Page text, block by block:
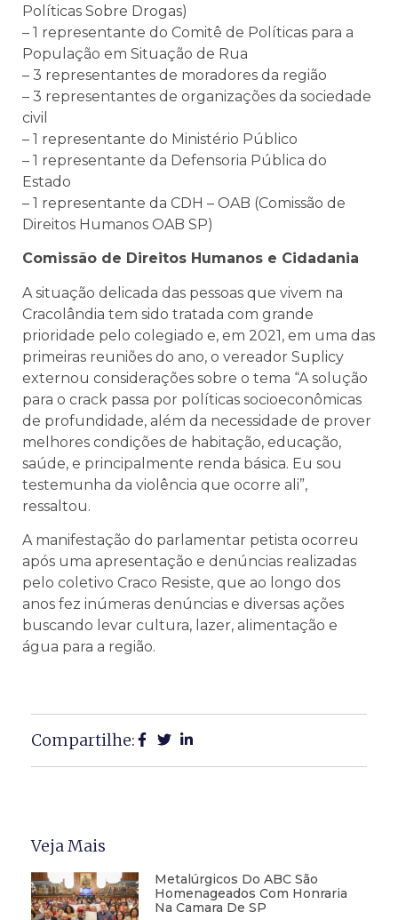
Políticas Sobre Drogas)
– 1 representante do Comitê de Políticas para a
População em Situação de Rua
– 3 representantes de moradores da região
– 3 representantes de organizações da sociedade
civil
– 1 representante do Ministério Público
– 1 representante da Defensoria Pública do
Estado
– 1 representante da CDH – OAB (Comissão de
Direitos Humanos OAB SP)
Comissão de Direitos Humanos e Cidadania
A situação delicada das pessoas que vivem na
Cracolândia tem sido tratada com grande
prioridade pelo colegiado e, em 2021, em uma das
primeiras reuniões do ano, o vereador Suplicy
externou considerações sobre o tema “A solução
para o crack passa por políticas socioeconômicas
de profundidade, além da necessidade de prover
melhores condições de habitação, educação,
saúde, e principalmente renda básica. Eu sou
testemunha da violência que ocorre ali”,
ressaltou.
A manifestação do parlamentar petista ocorreu
após uma apresentação e denúncias realizadas
pelo coletivo Craco Resiste, que ao longo dos
anos fez inúmeras denúncias e diversas ações
buscando levar cultura, lazer, alimentação e
água para a região.
Compartilhe:
Veja Mais
Metalúrgicos Do ABC São
Homenageados Com Honraria
Na Camara De SP